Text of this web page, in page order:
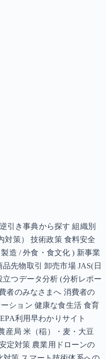
引き事典から探す 組織別
対策） 技術政策 食料安全
造 / 外食・食文化 ) 新事業
先物取引 卸売市場 JAS(日
立つデータ分析 (分析レポー
者のみなさまへ 消費者の
ション 健康な食生活 食育
利用早わかりサイト
産局 米（稲）・麦・大豆
定対策 農業用ドローンの